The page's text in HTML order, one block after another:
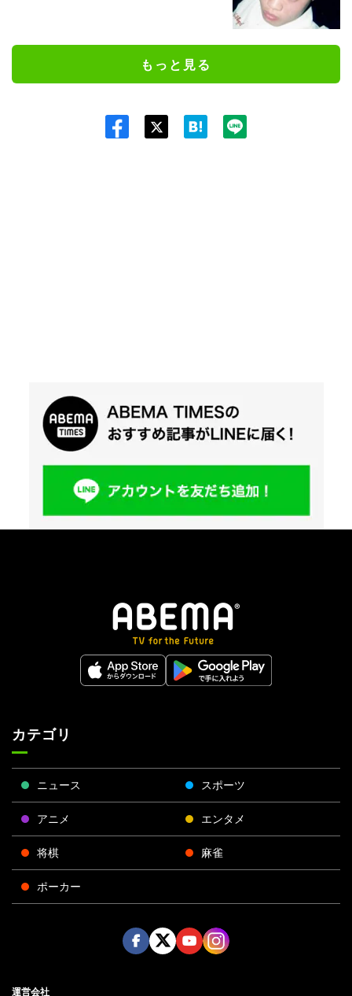
もっと見る
カテゴリ
ニュース スポーツ
アニメ エンタメ
将棋 麻雀
ポーカー
運営会社